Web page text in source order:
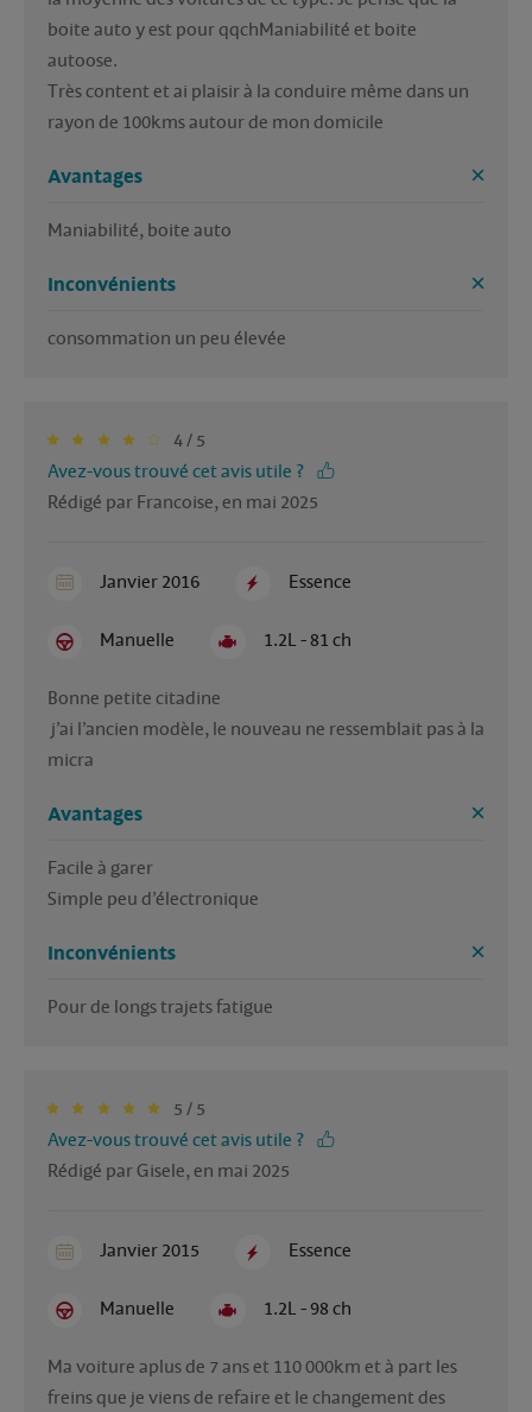
boite auto y est pour qqchManiabilité et boite
autoose.
Très content et ai plaisir à la conduire même dans un
rayon de 100kms autour de mon domicile
Avantages
Maniabilité, boite auto
Inconvénients
consommation un peu élevée
4 / 5
Avez-vous trouvé cet avis utile ?
Rédigé par Francoise, en mai 2025
Janvier 2016 Essence
Manuelle 1.2L - 81 ch
Bonne petite citadine
micra
Avantages
Facile à garer
Inconvénients
Pour de longs trajets fatigue
5 / 5
Avez-vous trouvé cet avis utile ?
Rédigé par Gisele, en mai 2025
Janvier 2015 Essence
Manuelle 1.2L - 98 ch
Ma voiture aplus de 7 ans et 110 000km et à part les
freins que je viens de refaire et le changement des